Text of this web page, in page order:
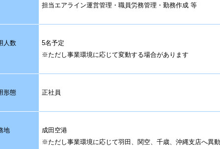
担当エアライン運営管理・職員労務管理・勤務作成 等
人数
5名予定
※ただし事業環境に応じて変動する場合があります
形態 正社員
地
成田空港
※ただし事業環境に応じて羽田、関空、千歳、沖縄支店へ異